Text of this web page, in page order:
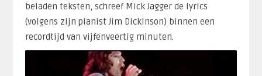
beladen teksten, schreef Mick Jagger de lyrics
(volgens zijn pianist Jim Dickinson) binnen een
recordtijd van vijfenveertig minuten.